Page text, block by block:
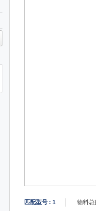
匹配型号 : 1 物料